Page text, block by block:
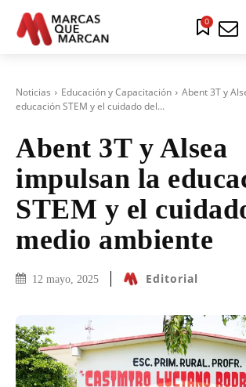
0
Noticias Educación y Capacitación
Abent 3T y
educación STEM y el cuidado del...
Abent 3T y Alsea
impulsan la
STEM y el
medio ambiente
12 mayo, 2025 Editorial